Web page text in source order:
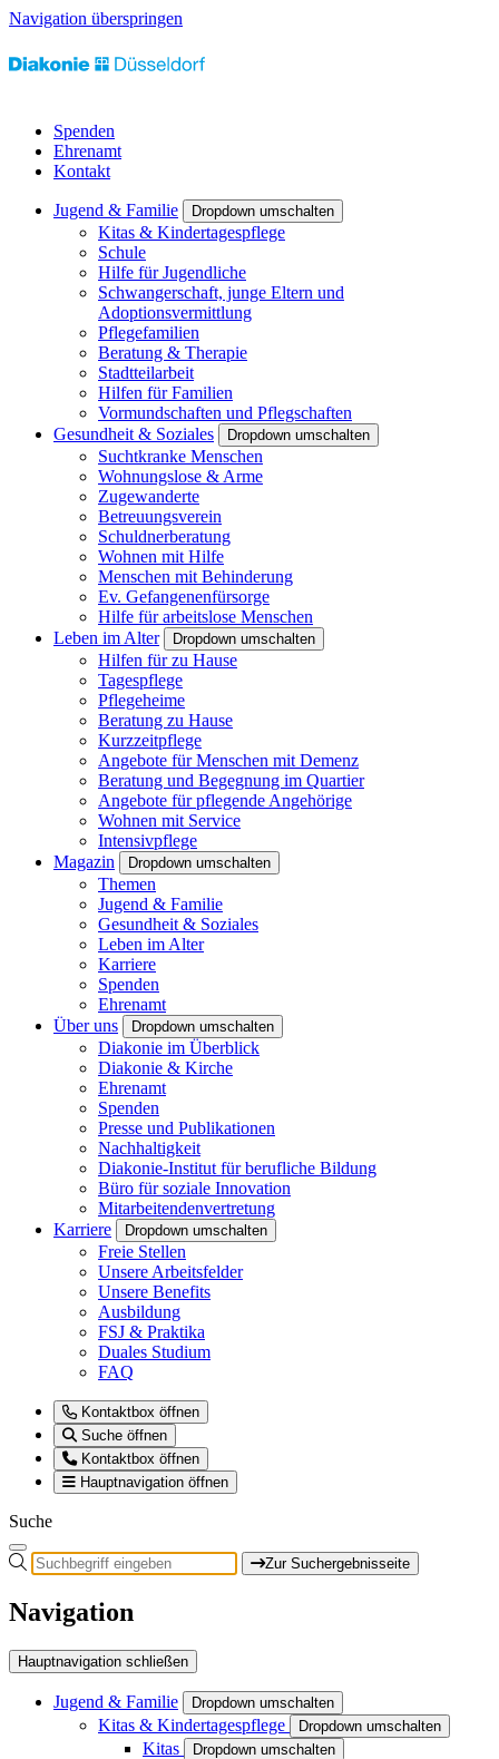
Navigation überspringen
Spenden
Ehrenamt
Kontakt
Jugend & Familie Dropdown umschalten
Kitas & Kindertagespflege
Schule
Hilfe für Jugendliche
Schwangerschaft, junge Eltern und
Adoptionsvermittlung
Pflegefamilien
Beratung & Therapie
Stadtteilarbeit
Hilfen für Familien
Vormundschaften und Pflegschaften
Gesundheit & Soziales
Dropdown umschalten
Suchtkranke Menschen
Wohnungslose & Arme
Zugewanderte
Betreuungsverein
Schuldnerberatung
Wohnen mit Hilfe
Menschen mit Behinderung
Ev. Gefangenenfürsorge
Hilfe für arbeitslose Menschen
Leben im Alter
Dropdown umschalten
Hilfen für zu Hause
Tagespflege
Pflegeheime
Beratung zu Hause
Kurzzeitpflege
Angebote für Menschen mit Demenz
Beratung und Begegnung im Quartier
Angebote für pflegende Angehörige
Wohnen mit Service
Intensivpflege
Magazin
Dropdown umschalten
Themen
Jugend & Familie
Gesundheit & Soziales
Leben im Alter
Karriere
Spenden
Ehrenamt
Über uns
Dropdown umschalten
Diakonie im Überblick
Diakonie & Kirche
Ehrenamt
Spenden
Presse und Publikationen
Nachhaltigkeit
Diakonie-Institut für berufliche Bildung
Büro für soziale Innovation
Mitarbeitendenvertretung
Karriere
Dropdown umschalten
Freie Stellen
Unsere Arbeitsfelder
Unsere Benefits
Ausbildung
FSJ & Praktika
Duales Studium
FAQ
Kontaktbox öffnen
Suche öffnen
Kontaktbox öffnen
Hauptnavigation öffnen
Suche
Zur Suchergebnisseite
Navigation
Hauptnavigation schließen
Jugend & Familie Dropdown umschalten
Kitas & Kindertagespflege Dropdown umschalten
Kitas Dropdown umschalten